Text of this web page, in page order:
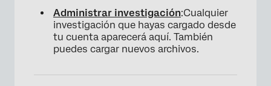
×
Administrar investigación:Cualquier
investigación que hayas cargado desde
tu cuenta aparecerá aquí. También
puedes cargar nuevos archivos.